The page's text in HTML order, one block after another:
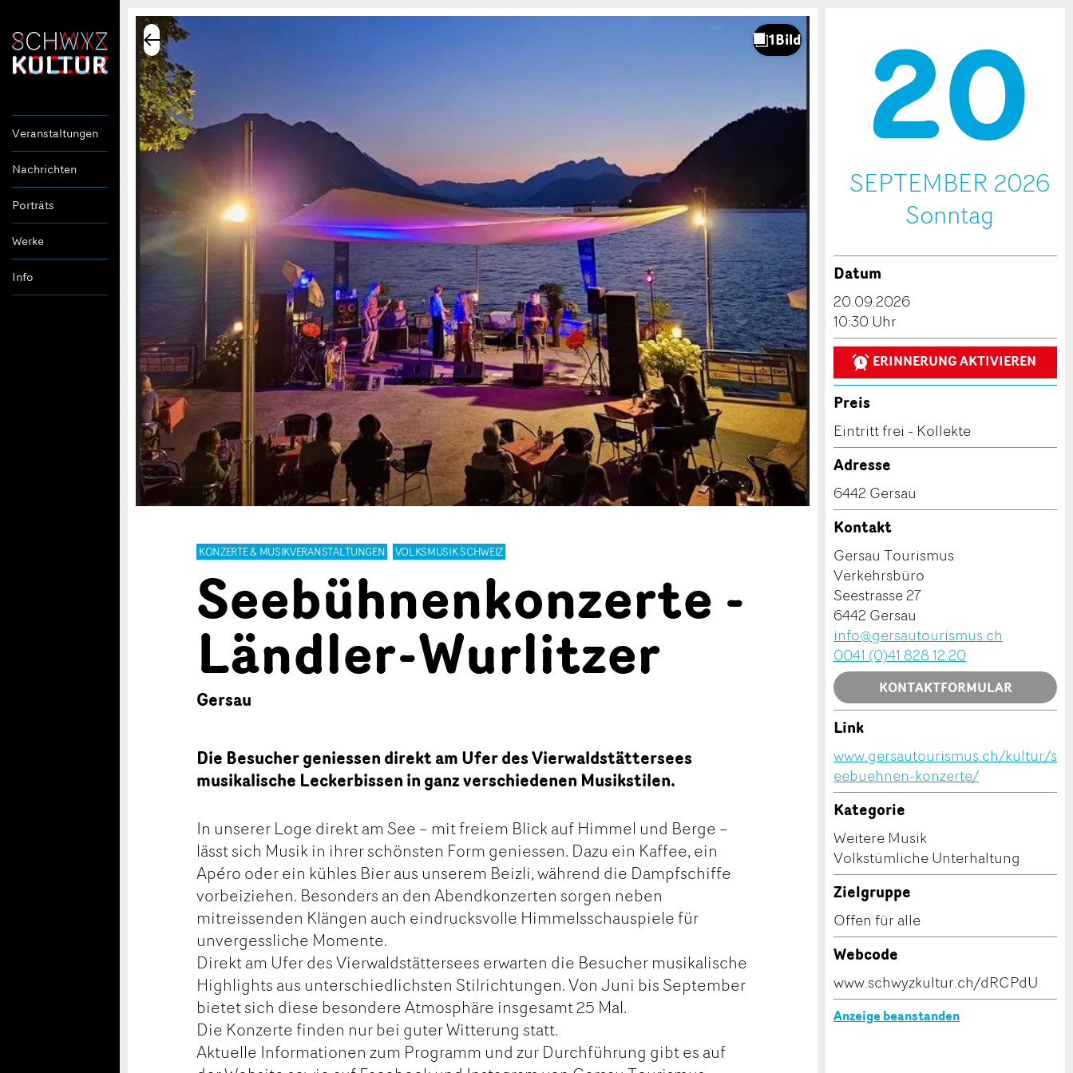
Veranstaltungen
Nachrichten
Porträts
Werke
Info
KONZERTE & MUSIKVERANSTALTUNGEN VOLKSMUSIK SCHWEIZ
Seebühnenkonzerte -
Ländler-Wurlitzer
Gersau
Die Besucher geniessen direkt am Ufer des Vierwaldstättersees
musikalische Leckerbissen in ganz verschiedenen Musikstilen.
In unserer Loge direkt am See – mit freiem Blick auf Himmel und Berge –
lässt sich Musik in ihrer schönsten Form geniessen. Dazu ein Kaffee, ein
Apéro oder ein kühles Bier aus unserem Beizli, während die Dampfschiffe
vorbeiziehen. Besonders an den Abendkonzerten sorgen neben
mitreissenden Klängen auch eindrucksvolle Himmelsschauspiele für
unvergessliche Momente.
Direkt am Ufer des Vierwaldstättersees erwarten die Besucher musikalische
Highlights aus unterschiedlichsten Stilrichtungen. Von Juni bis September
bietet sich diese besondere Atmosphäre insgesamt 25 Mal.
Die Konzerte finden nur bei guter Witterung statt.
Aktuelle Informationen zum Programm und zur Durchführung gibt es auf
Sonntag
20
SEPTEMBER 2026
Datum
20.09.2026
10:30 Uhr
ERINNERUNG AKTIVIEREN
Preis
Eintritt frei - Kollekte
Adresse
6442 Gersau
Kontakt
Gersau Tourismus
Verkehrsbüro
Seestrasse 27
6442 Gersau
info@gersautourismus.ch
0041 (0)41 828 12 20
KONTAKTFORMULAR
Link
www.gersautourismus.ch/kultur/s
eebuehnen-konzerte/
Kategorie
Weitere Musik
Volkstümliche Unterhaltung
Zielgruppe
Offen für alle
Webcode
www.schwyzkultur.ch/dRCPdU
Anzeige beanstanden